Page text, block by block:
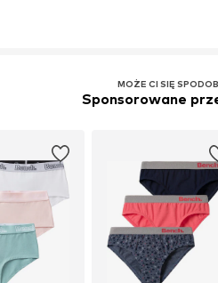
MOŻE CI SIĘ
Sponsorowane